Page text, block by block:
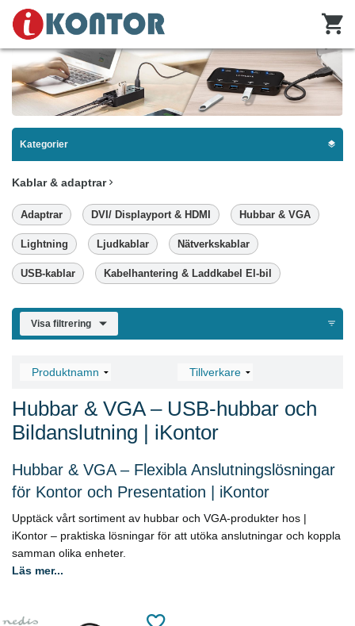
Kategorier
Kablar & adaptrar
Adaptrar DVI/ Displayport & HDMI Hubbar & VGA
Lightning Ljudkablar Nätverkskablar
USB-kablar Kabelhantering & Laddkabel El-bil
Visa filtrering
Hubbar & VGA – USB-hubbar och
Bildanslutning | iKontor
Hubbar & VGA – Flexibla Anslutningslösningar
för Kontor och Presentation | iKontor
Upptäck vårt sortiment av hubbar och VGA-produkter hos |
iKontor – praktiska lösningar för att utöka anslutningar och koppla
samman olika enheter.
Läs mer...